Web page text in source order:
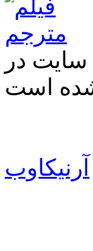
در
است
آرنیکاوب